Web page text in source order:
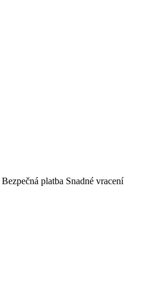
Bezpečná platba Snadné vracení